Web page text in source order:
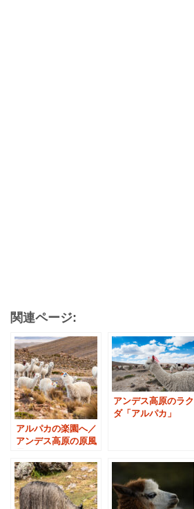
関連ページ:
アルパカの楽園へ／
アンデス高原の原風
アンデス高原のラク
ダ「アルパカ」